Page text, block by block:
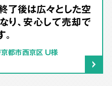
了後は広々とした空
り、安心して売却で
都市西京区 U様